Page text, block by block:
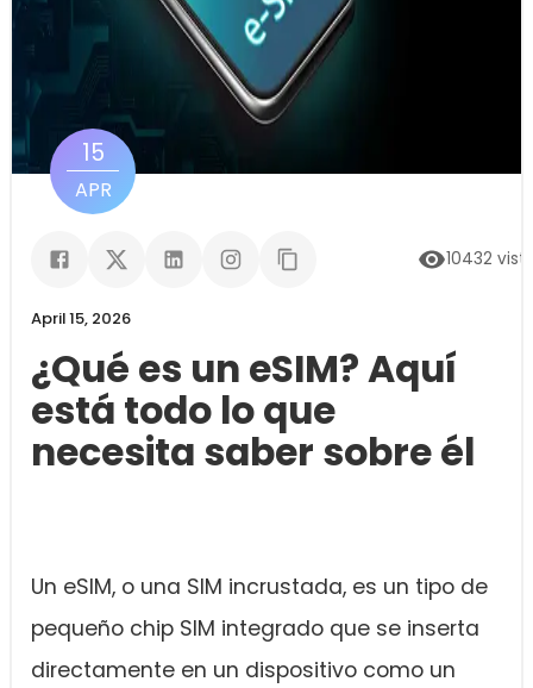
15
APR
10432
April 15, 2026
¿Qué es un eSIM? Aquí
está todo lo que
necesita saber sobre él
Un eSIM, o una SIM incrustada, es un tipo de
pequeño chip SIM integrado que se inserta
directamente en un dispositivo como un